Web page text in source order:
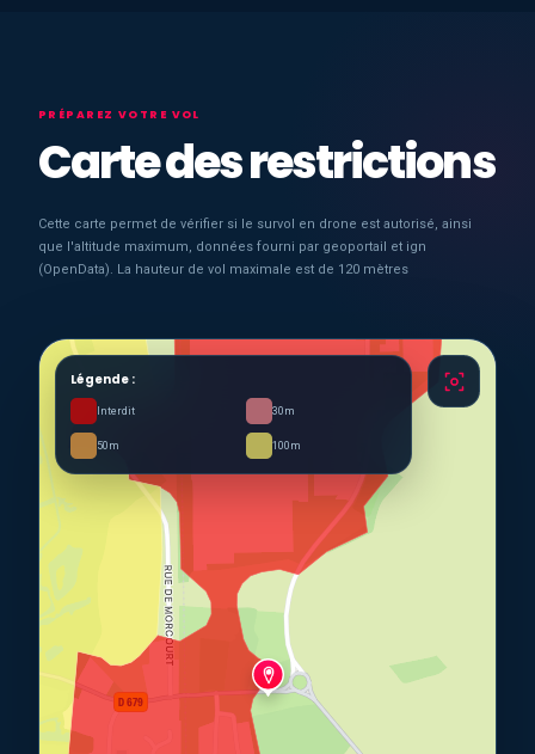
PRÉPAREZ VOTRE VOL
Carte des restrictions
Cette carte permet de vérifier si le survol en drone est autorisé, ainsi
que l'altitude maximum, données fourni par geoportail et ign
(OpenData). La hauteur de vol maximale est de 120 mètres
Légende :
Interdit 30m
50m 100m